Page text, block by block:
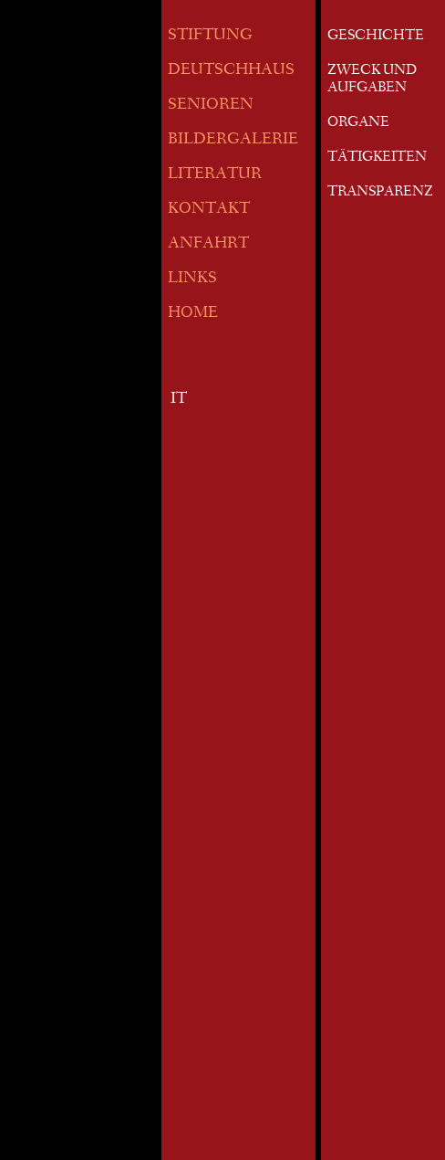
STIFTUNG
DEUTSCHHAUS
SENIOREN
BILDERGALERIE
LITERATUR
KONTAKT
ANFAHRT
LINKS
HOME
IT
GESCHICHTE
ZWECK UND
AUFGABEN
ORGANE
TÄTIGKEITEN
TRANSPARENZ